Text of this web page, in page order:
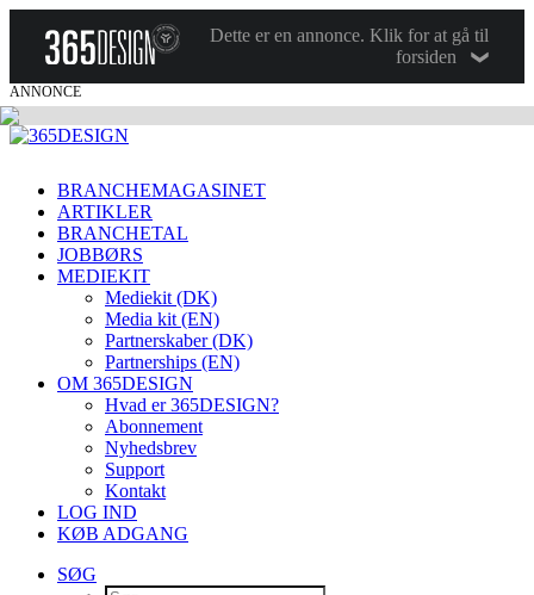
Dette er en annonce. Klik for at gå til
forsiden
ANNONCE
BRANCHEMAGASINET
ARTIKLER
BRANCHETAL
JOBBØRS
MEDIEKIT
Mediekit (DK)
Media kit (EN)
Partnerskaber (DK)
Partnerships (EN)
OM 365DESIGN
Hvad er 365DESIGN?
Abonnement
Nyhedsbrev
Support
Kontakt
LOG IND
KØB ADGANG
SØG